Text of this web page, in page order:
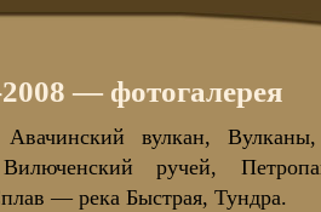
— фотогалерея
вулкан,
ручей,
— река Быстрая, Тундра.